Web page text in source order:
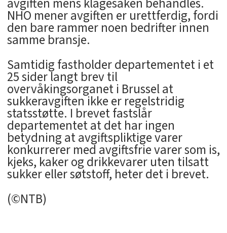
NHO mener avgiften er urettferdig, fordi
den bare rammer noen bedrifter innen
samme bransje.
Samtidig fastholder departementet i et
25 sider langt brev til
overvåkingsorganet i Brussel at
sukkeravgiften ikke er regelstridig
statsstøtte. I brevet fastslår
departementet at det har ingen
betydning at avgiftspliktige varer
konkurrerer med avgiftsfrie varer som is,
kjeks, kaker og drikkevarer uten tilsatt
sukker eller søtstoff, heter det i brevet.
(©NTB)